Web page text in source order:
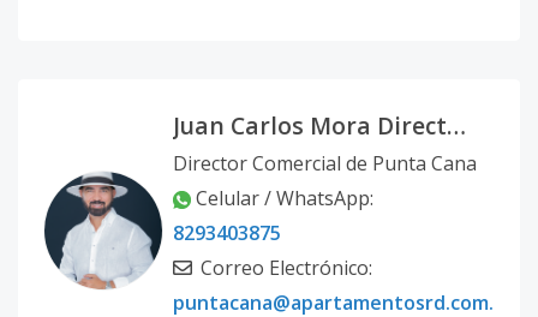
Juan Carlos Mora Director Comercial Punta Cana
Director Comercial de Punta Cana
Celular / WhatsApp:
8293403875
Correo Electrónico:
puntacana@apartamentosrd.com.